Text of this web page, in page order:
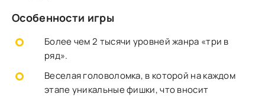
Особенности игры
Более чем 2 тысячи уровней жанра «три в
ряд».
Веселая головоломка, в которой на каждом
этапе уникальные фишки, что вносит